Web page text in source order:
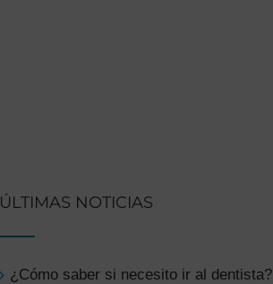
ÚLTIMAS NOTICIAS
¿Cómo saber si necesito ir al dentista?